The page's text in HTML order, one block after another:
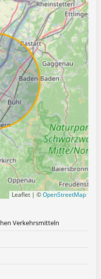
Leaflet | ©OpenStreetMap
Verkehrsmitteln